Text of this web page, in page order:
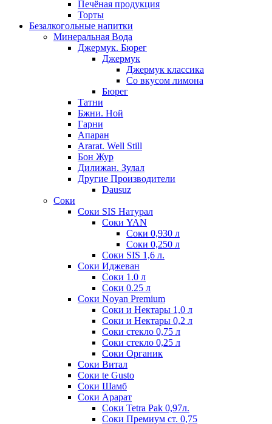
Печёная продукция
Торты
Безалкогольные напитки
Минеральная Вода
Джермук. Бюрег
Джермук
Джермук классика
Со вкусом лимона
Бюрег
Татни
Бжни. Ной
Гарни
Апаран
Ararat. Well Still
Бон Жур
Дилижан. Зулал
Другие Производители
Dausuz
Соки
Соки SIS Натурал
Соки YAN
Соки 0,930 л
Соки 0,250 л
Соки SIS 1,6 л.
Соки Иджеван
Соки 1.0 л
Соки 0.25 л
Соки Noyan Premium
Соки и Нектары 1,0 л
Соки и Нектары 0,2 л
Соки стекло 0,75 л
Соки стекло 0,25 л
Соки Органик
Соки Витал
Соки te Gusto
Соки Шамб
Соки Арарат
Соки Tetra Pak 0,97л.
Соки Премиум ст. 0,75